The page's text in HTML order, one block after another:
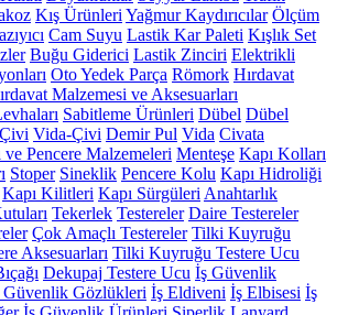
Kış Ürünleri Yağmur Kaydırıcılar Ölçüm
Cam Suyu Lastik Kar Paleti Kışlık Set
Buğu Giderici Lastik Zinciri Elektrikli
Oto Yedek Parça Römork Hırdavat
Malzemesi ve Aksesuarları
Sabitleme Ürünleri Dübel Dübel
Çivi Vida-Çivi Demir Pul Vida Civata
ve Pencere Malzemeleri Menteşe Kapı Kolları
Stoper Sineklik Pencere Kolu Kapı Hidroliği
Kapı Kilitleri Kapı Sürgüleri Anahtarlık
Tekerlek Testereler Daire Testereler
Çok Amaçlı Testereler Tilki Kuyruğu
Aksesuarları Tilki Kuyruğu Testere Ucu
Dekupaj Testere Ucu İş Güvenlik
Güvenlik Gözlükleri İş Eldiveni İş Elbisesi İş